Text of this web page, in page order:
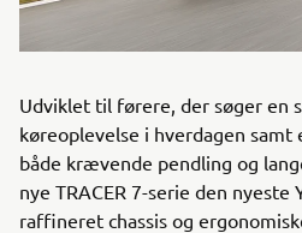
Udviklet til førere, der søger en
køreoplevelse i hverdagen
både krævende pendling og
nye TRACER 7-serie den
raffineret chassis og